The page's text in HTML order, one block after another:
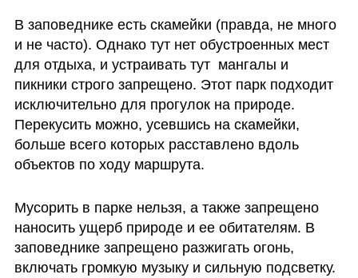
В заповеднике есть скамейки (правда, не много
и не часто). Однако тут нет обустроенных мест
для отдыха, и устраивать тут  мангалы и
пикники строго запрещено. Этот парк подходит
исключительно для прогулок на природе.
Перекусить можно, усевшись на скамейки,
больше всего которых расставлено вдоль
объектов по ходу маршрута.
Мусорить в парке нельзя, а также запрещено
наносить ущерб природе и ее обитателям. В
заповеднике запрещено разжигать огонь,
включать громкую музыку и сильную подсветку.